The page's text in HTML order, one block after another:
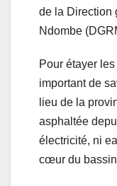
de la Direction
Ndombe
Pour étayer
important de
lieu de la
asphaltée
électricité, ni
cœur du